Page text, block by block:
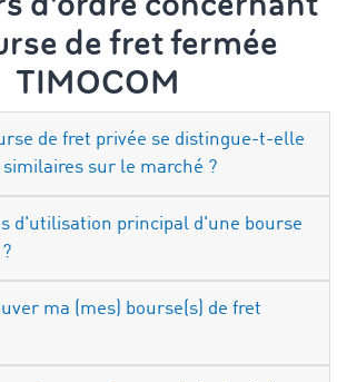
de fret fermée
TIMOCOM
de fret privée se distingue-t-elle
sur le marché ?
d'utilisation principal d'une bourse
ma (mes) bourse(s) de fret